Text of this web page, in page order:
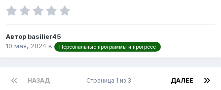
Автор basilier45
10 мая, 2024 в Персональные программы и прогресс
НАЗАД ДАЛЕЕ
Страница 1 из 3